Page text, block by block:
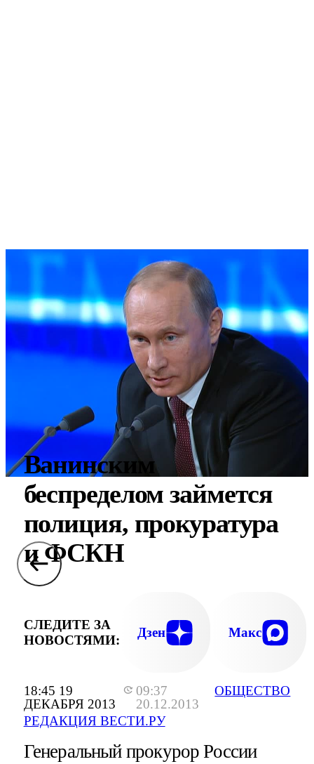
18:45 19
ДЕКАБРЯ 2013
09:37
20.12.2013
РЕДАКЦИЯ ВЕСТИ.РУ
ОБЩЕСТВО
Ванинским
беспределом займется
полиция, прокуратура
и ФСКН
СЛЕДИТЕ ЗА
НОВОСТЯМИ:
Дзен Макс
Генеральный прокурор России